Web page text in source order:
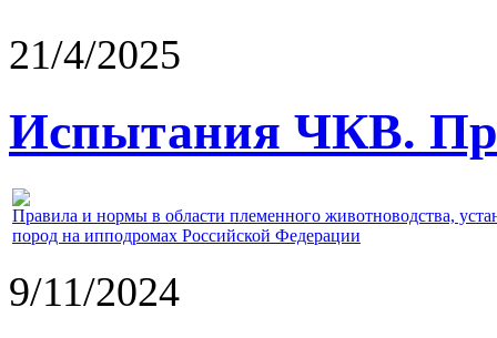
21/4/2025
Испытания ЧКВ.
Правила и нормы в области племенного животноводства,
пород на ипподромах Российской Федерации
9/11/2024